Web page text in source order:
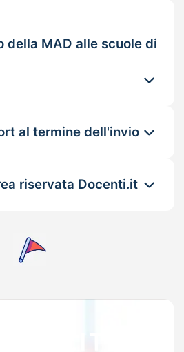
della MAD alle scuole di
al termine dell'invio
riservata Docenti.it